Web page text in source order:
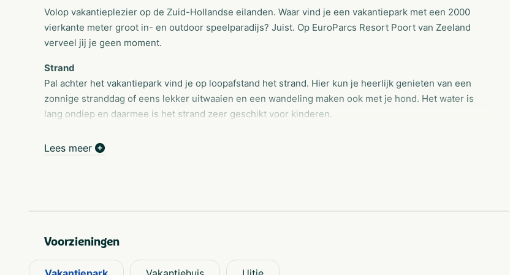
Volop vakantieplezier op de Zuid-Hollandse eilanden. Waar vind je een vakantiepark met een 2000
vierkante meter groot in- en outdoor speelparadijs? Juist. Op EuroParcs Resort Poort van Zeeland
verveel jij je geen moment.
Strand
Pal achter het vakantiepark vind je op loopafstand het strand. Hier kun je heerlijk genieten van een
zonnige stranddag of eens lekker uitwaaien en een wandeling maken ook met je hond. Het water is
lang ondiep en daarmee is het strand zeer geschikt voor kinderen.
Een bezoek aan Adventuredome staat garant voor heel veel speelplezier. Voor kleine en hele grote
Omgeving
omgeving kun je naast het maken van prachtige wandel- en fietstochten ook naar het strand van
Lees meer
Voorzieningen